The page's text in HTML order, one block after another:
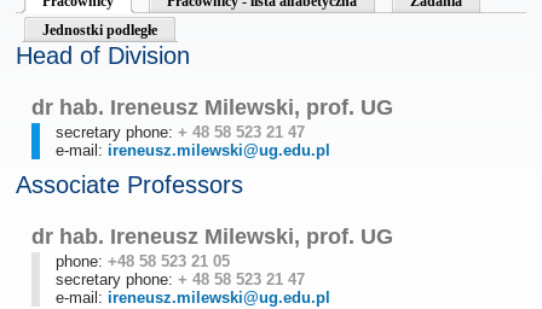
Jednostki podległe
Head of Division
dr hab. Ireneusz Milewski, prof. UG
secretary phone: + 48 58 523 21 47
e-mail: ireneusz.milewski@ug.edu.pl
Associate Professors
dr hab. Ireneusz Milewski, prof. UG
phone: +48 58 523 21 05
secretary phone: + 48 58 523 21 47
e-mail: ireneusz.milewski@ug.edu.pl